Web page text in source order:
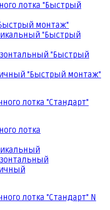
лотка "Быстрый
монтаж"
"Быстрый
"Быстрый
"Быстрый монтаж"
лотка "Стандарт"
лотка
лотка "Стандарт" N